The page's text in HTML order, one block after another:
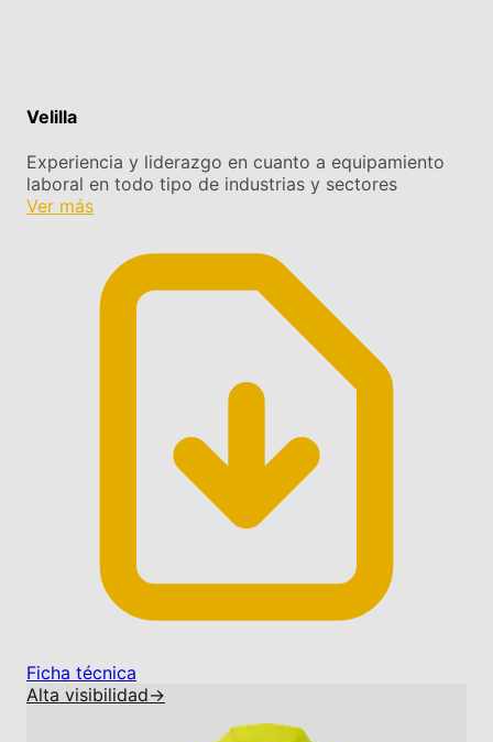
Velilla
Experiencia y liderazgo en cuanto a equipamiento
laboral en todo tipo de industrias y sectores
Ver más
Ficha técnica
Alta visibilidad→